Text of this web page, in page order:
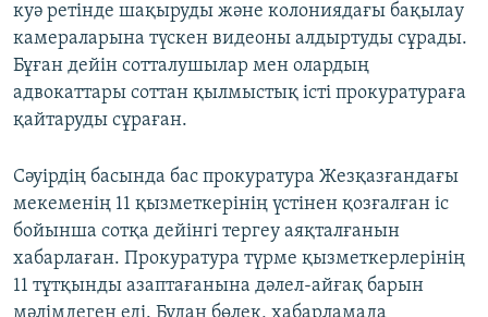
куә ретінде шақыруды және колониядағы бақылау
камераларына түскен видеоны алдыртуды сұрады.
Бұған дейін сотталушылар мен олардың
адвокаттары соттан қылмыстық істі прокуратураға
қайтаруды сұраған.
Сәуірдің басында бас прокуратура Жезқазғандағы
мекеменің 11 қызметкерінің үстінен қозғалған іс
бойынша сотқа дейінгі тергеу аяқталғанын
хабарлаған. Прокуратура түрме қызметкерлерінің
11 тұтқынды азаптағанына дәлел-айғақ барын